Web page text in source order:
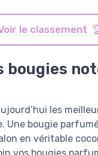
le classement
bougies
les
Une bougie
en véritable